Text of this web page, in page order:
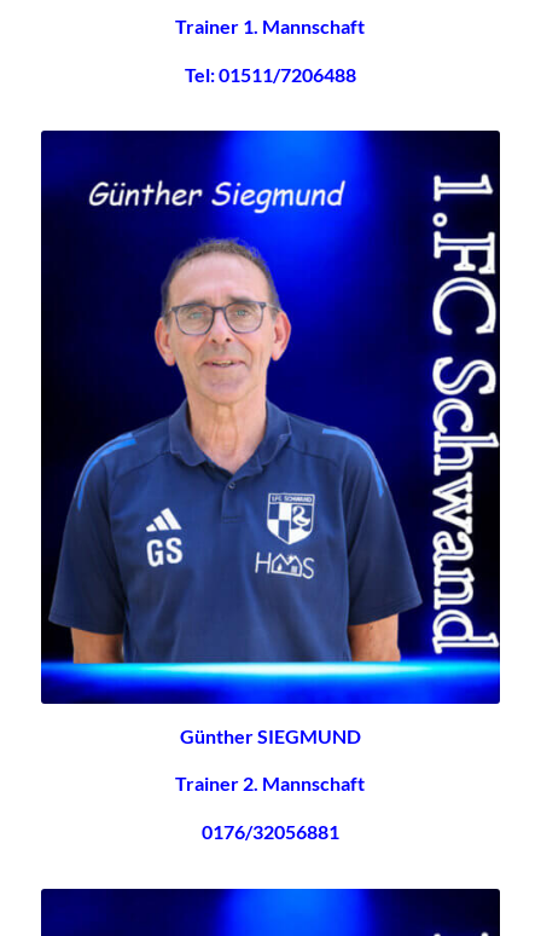
Trainer 1. Mannschaft
Tel: 01511/7206488
Günther SIEGMUND
Trainer 2. Mannschaft
0176/32056881